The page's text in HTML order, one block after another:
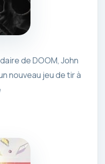
de DOOM, John
nouveau jeu de tir à